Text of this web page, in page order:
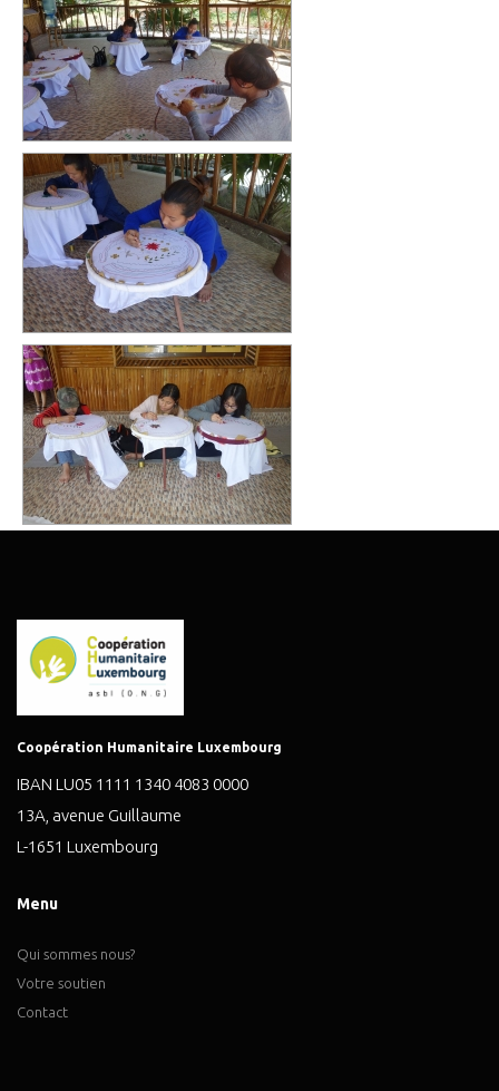
Coopération Humanitaire Luxembourg
IBAN LU05 1111 1340 4083 0000
13A, avenue Guillaume
L-1651 Luxembourg
Menu
Qui sommes nous?
Votre soutien
Contact